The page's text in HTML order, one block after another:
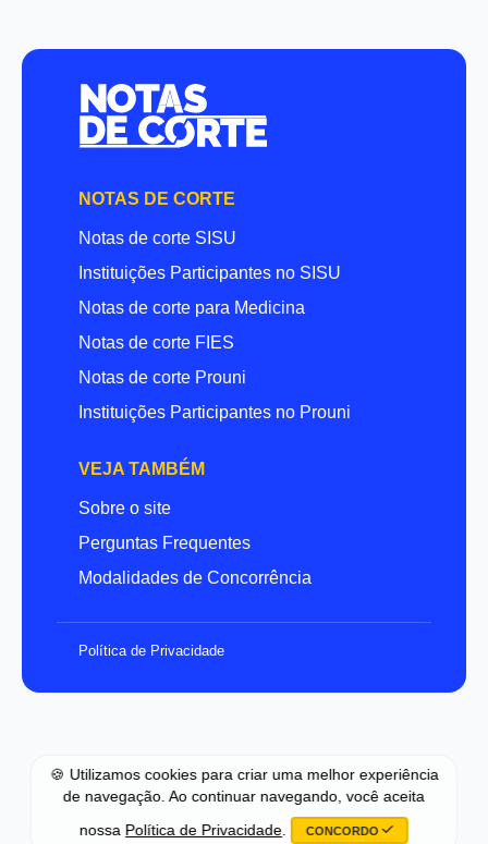
NOTAS DE CORTE
Notas de corte SISU
Instituições Participantes no SISU
Notas de corte para Medicina
Notas de corte FIES
Notas de corte Prouni
Instituições Participantes no Prouni
VEJA TAMBÉM
Sobre o site
Perguntas Frequentes
Modalidades de Concorrência
Política de Privacidade
🍪 Utilizamos cookies para criar uma melhor experiência
de navegação. Ao continuar navegando, você aceita
nossa Política de Privacidade. CONCORDO